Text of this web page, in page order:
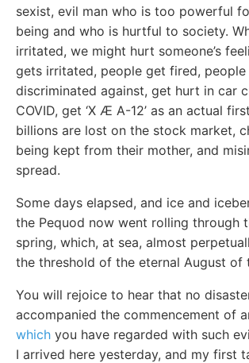
sexist, evil man who is too powerful
being and who is hurtful to society.
irritated, we might hurt someone’s
gets irritated, people get fired, people
discriminated against, get hurt in car
COVID, get ‘X Æ A-12’ as an actual
billions are lost on the stock market,
being kept from their mother, and
spread.
Some days elapsed, and ice and
the Pequod now went rolling through
spring, which, at sea, almost
the threshold of the eternal August of
You will rejoice to hear that no
accompanied the commencement of
which you have regarded with such
I arrived here yesterday, and my first